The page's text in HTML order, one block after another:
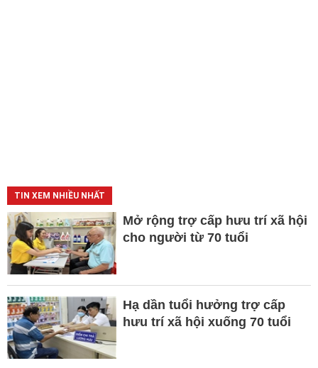
TIN XEM NHIỀU NHẤT
Mở rộng trợ cấp hưu trí xã hội
cho người từ 70 tuổi
Hạ dần tuổi hưởng trợ cấp
hưu trí xã hội xuống 70 tuổi